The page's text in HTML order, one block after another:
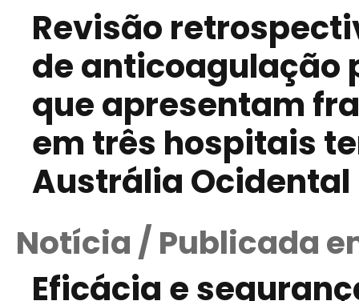
Revisão
de anticoagulação
que apresentam
em três hospitais
Austrália Ocidental
Notícia / Publicada
Eficácia e